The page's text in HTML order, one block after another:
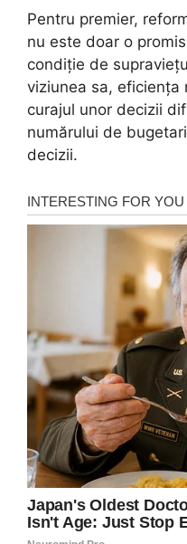
Pentru premier,
nu este doar o
condiție de
viziunea sa,
curajul unor decizii
numărului de
decizii.